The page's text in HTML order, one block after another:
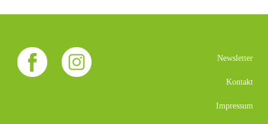
Newsletter
Kontakt
Impressum